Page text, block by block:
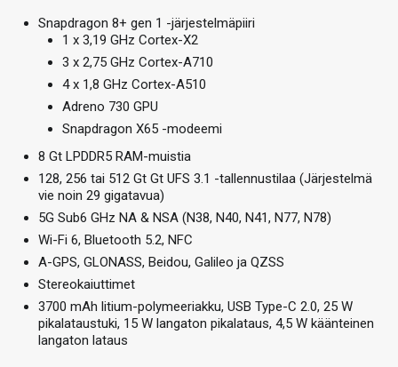
Snapdragon 8+ gen 1 -järjestelmäpiiri
1 x 3,19 GHz Cortex-X2
3 x 2,75 GHz Cortex-A710
4 x 1,8 GHz Cortex-A510
Adreno 730 GPU
Snapdragon X65 -modeemi
8 Gt LPDDR5 RAM-muistia
128, 256 tai 512 Gt Gt UFS 3.1 -tallennustilaa (Järjestelmä
vie noin 29 gigatavua)
5G Sub6 GHz NA & NSA (N38, N40, N41, N77, N78)
Wi-Fi 6, Bluetooth 5.2, NFC
A-GPS, GLONASS, Beidou, Galileo ja QZSS
Stereokaiuttimet
3700 mAh litium-polymeeriakku, USB Type-C 2.0, 25 W
pikalataustuki, 15 W langaton pikalataus, 4,5 W käänteinen
langaton lataus